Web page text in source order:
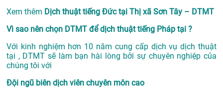
Xem thêm Dịch thuật tiếng Đức tại Thị xã Sơn Tây – DTMT
Vì sao nên chọn DTMT để dịch thuật tiếng Pháp tại ?
Với kinh nghiệm hơn 10 năm cung cấp dịch vụdịch thuật
tại , DTMT sẽ làm bạn hài lòng bởi sự chuyên nghiệp của
chúng tôi với
Đội ngũ biên dịch viên chuyên môn cao